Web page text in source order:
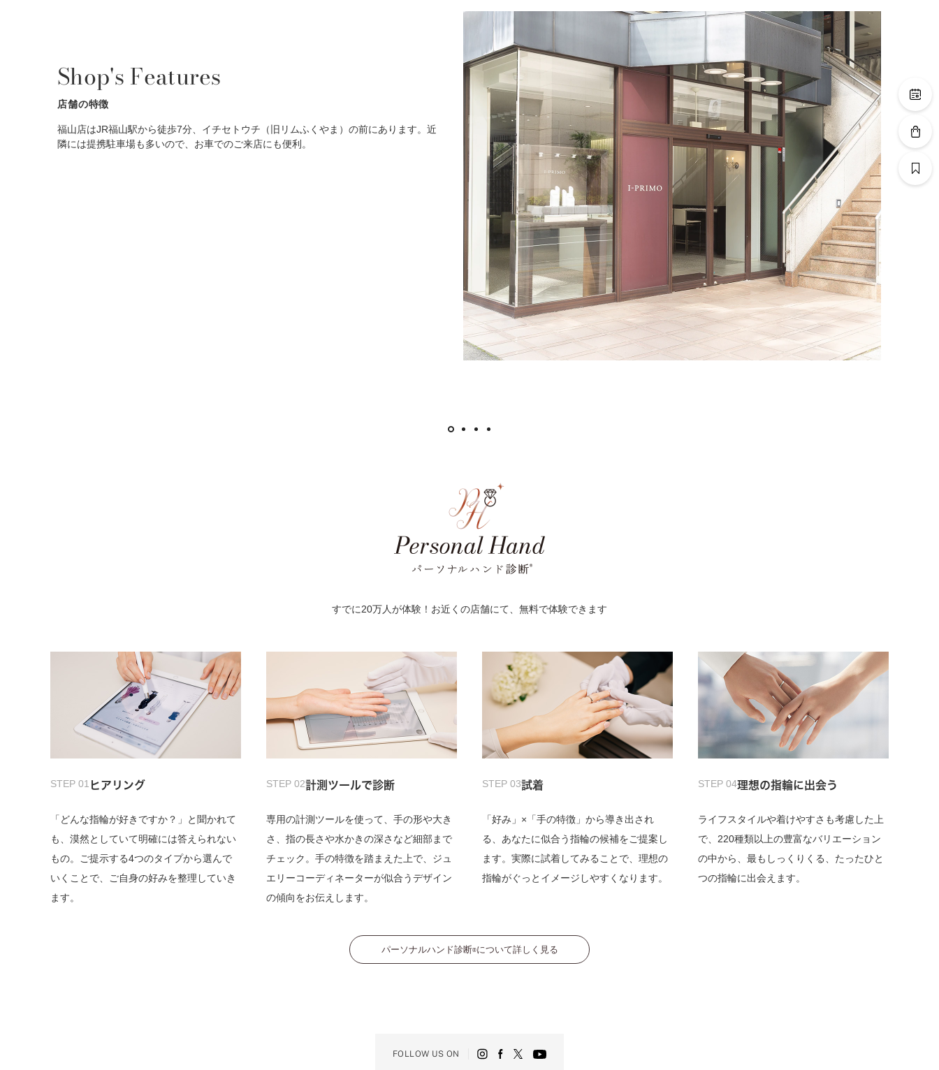
Shop's Features
店舗の特徴
福山店はJR福山駅から徒歩7分、イチセトウチ（旧リムふくやま）の前にあります。近
隣には提携駐車場も多いので、お車でのご来店にも便利。
220種類以上のデザインを取り揃えているブライダルリング専門店。 広々とした店内ではゆ
すでに20万人が体験！お近くの店舗にて、無料で体験できます
STEP 01 ヒアリング
「どんな指輪が好きですか？」と聞かれて
も、漠然としていて明確には答えられない
もの。ご提示する4つのタイプから選んで
いくことで、ご自身の好みを整理していき
ます。
STEP 02計測ツールで診断
専用の計測ツールを使って、手の形や大き
さ、指の長さや水かきの深さなど細部まで
チェック。手の特徴を踏まえた上で、ジュ
エリーコーディネーターが似合うデザイン
の傾向をお伝えします。
STEP 03試着
「好み」×「手の特徴」から導き出され
る、あなたに似合う指輪の候補をご提案し
ます。実際に試着してみることで、理想の
指輪がぐっとイメージしやすくなります。
STEP 04理想の指輪に出会う
ライフスタイルや着けやすさも考慮した上
で、220種類以上の豊富なバリエーション
の中から、最もしっくりくる、たったひと
つの指輪に出会えます。
パーソナルハンド診断®について詳しく見る
FOLLOW US ON